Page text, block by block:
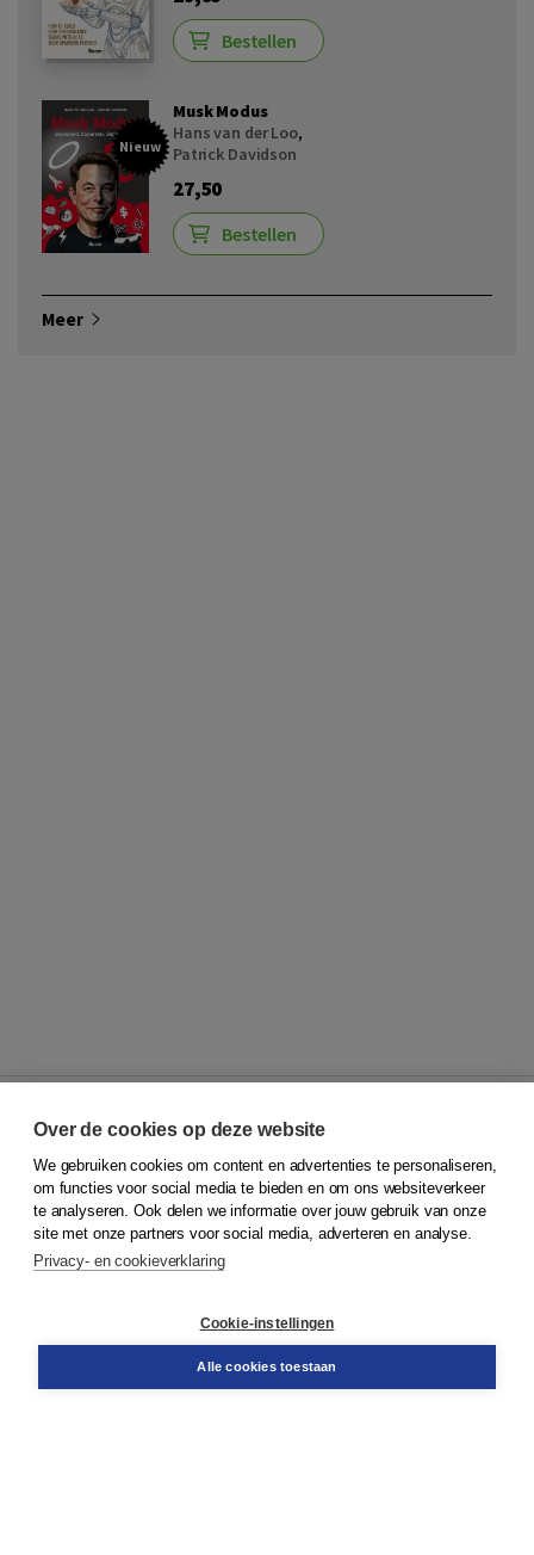
Bestellen
Nieuw
Musk Modus
Hans van der Loo,
Patrick Davidson
27,50
Bestellen
Meer
© 2026Koninklijke Boom uitgevers
Klantenservice
Service & informatie
Contact
Over de cookies op deze website
We gebruiken cookies om content en advertenties te personaliseren,
om functies voor social media te bieden en om ons websiteverkeer
te analyseren. Ook delen we informatie over jouw gebruik van onze
site met onze partners voor social media, adverteren en analyse.
Privacy- en cookieverklaring
Cookie-instellingen
Alle cookies toestaan